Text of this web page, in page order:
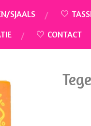
SJAALS
🤍
🤍 CONTACT